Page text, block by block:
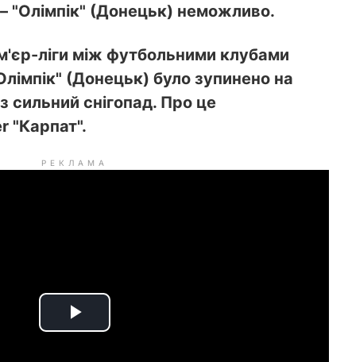
"Олімпік" (Донецьк) неможливо.
ліги між футбольними клубами
(Донецьк) було зупинено на
сильний снігопад. Про це
"Карпат".
РЕКЛАМА
P